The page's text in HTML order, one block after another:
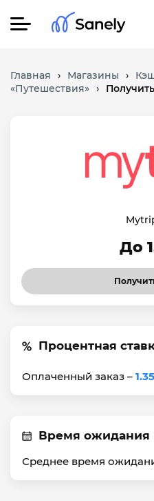
Главная › Магазины ›
«Путешествия» ›
До
Процентная
Оплаченный заказ –
Время ожидания
Среднее время